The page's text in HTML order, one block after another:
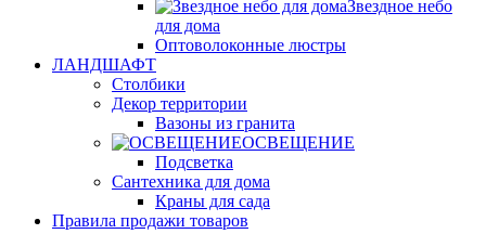
Звездное небо
для дома
Оптоволоконные люстры
ЛАНДШАФТ
Столбики
Декор территории
Вазоны из гранита
ОСВЕЩЕНИЕ
Подсветка
Сантехника для дома
Краны для сада
Правила продажи товаров